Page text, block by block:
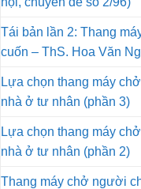
Tái bản lần 2: Thang
cuốn – ThS. Hoa Văn
Lựa chọn thang máy
nhà ở tư nhân (phần 3)
Lựa chọn thang máy
nhà ở tư nhân (phần 2)
Thang máy chở người